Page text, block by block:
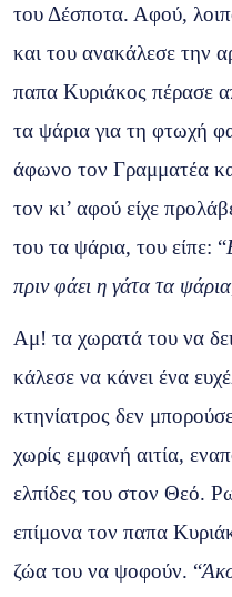
του Δέσποτα. Αφού,
και του ανακάλεσε την
παπα Κυριάκος πέρασε
τα ψάρια για τη φτωχή
άφωνο τον Γραμματέα
τον κι’ αφού είχε
του τα ψάρια, του είπε: “
πριν φάει η γάτα τα
Αμ! τα χωρατά του να
κάλεσε να κάνει ένα
κτηνίατρος δεν
χωρίς εμφανή αιτία,
ελπίδες του στον Θεό.
επίμονα τον παπα
ζώα του να ψοφούν. “